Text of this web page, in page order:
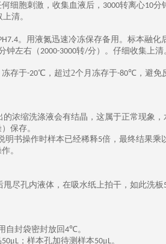
细胞刺激，收集血液后， 3000转离心10分
清。
。用液氮迅速冷冻保存备用。标本融化
钟左右（2000-3000转/分）。仔细收集上
存于-20℃， 超过2个月冻存于-80℃， 避免
浓缩洗涤液会有结晶，这属于正常现象，
保存。
明书操作时样本已经稀释5倍，最终结果乘
。
甩尽孔内液体，在吸水纸上拍干，如此洗板
自封袋密封放回4℃。
50μL ；样本孔加待测样本50μL。